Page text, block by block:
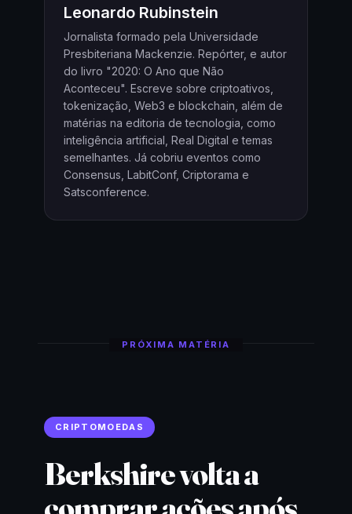
Leonardo Rubinstein
Jornalista formado pela Universidade
Presbiteriana Mackenzie. Repórter, e autor
do livro "2020: O Ano que Não
Aconteceu". Escreve sobre criptoativos,
tokenização, Web3 e blockchain, além de
matérias na editoria de tecnologia, como
inteligência artificial, Real Digital e temas
semelhantes. Já cobriu eventos como
Consensus, LabitConf, Criptorama e
Satsconference.
PRÓXIMA MATÉRIA
CRIPTOMOEDAS
Berkshire volta a